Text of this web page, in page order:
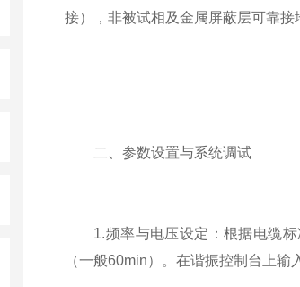
接），非被试相及金属屏蔽层可靠接
二、参数设置与系统调试
1.频率与电压设定：根据电缆标
（一般60min）。在谐振控制台上